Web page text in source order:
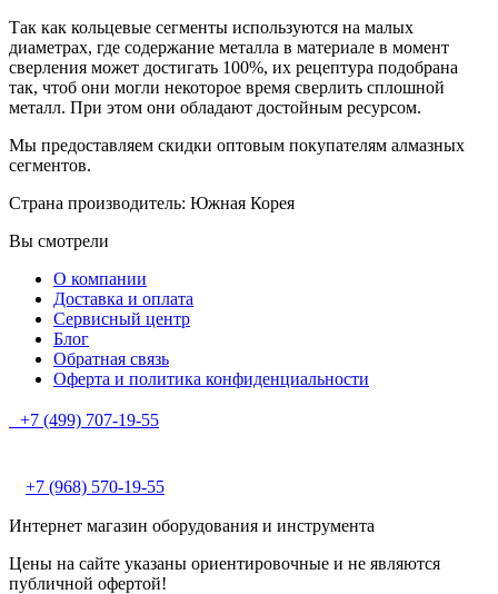
Так как кольцевые сегменты используются на малых
диаметрах, где содержание металла в материале в момент
сверления может достигать 100%, их рецептура подобрана
так, чтоб они могли некоторое время сверлить сплошной
металл. При этом они обладают достойным ресурсом.
Мы предоставляем скидки оптовым покупателям алмазных
сегментов.
Страна производитель: Южная Корея
Вы смотрели
О компании
Доставка и оплата
Сервисный центр
Блог
Обратная связь
Оферта и политика конфиденциальности
+7 (499) 707-19-55
+7 (968) 570-19-55
Интернет магазин оборудования и инструмента
Цены на сайте указаны ориентировочные и не являются
публичной офертой!